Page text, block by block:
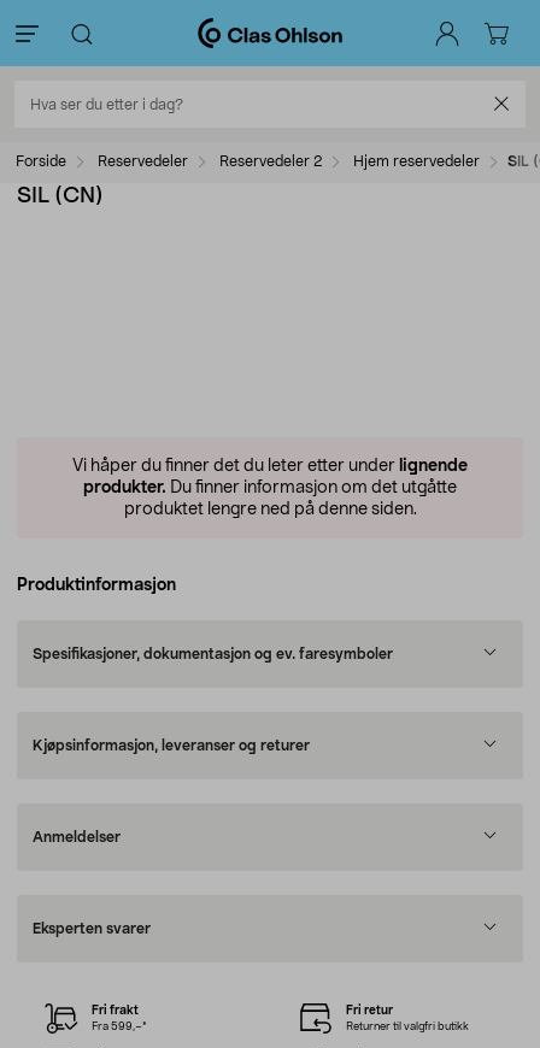
Forside Reservedeler Reservedeler 2 Hjem reservedeler SIL
SIL (CN)
Vi håper du finner det du leter etter under lignende
produkter. Du finner informasjon om det utgåtte
produktet lengre ned på denne siden.
Produktinformasjon
Spesifikasjoner, dokumentasjon og ev. faresymboler
Kjøpsinformasjon, leveranser og returer
Anmeldelser
Eksperten svarer
Fri frakt
Fra 599,–*
Fri retur
Returner til valgfri butikk